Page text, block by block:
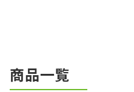
商品一覧